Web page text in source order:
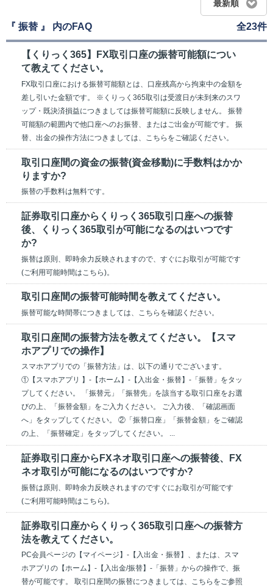
最新順
『 振替 』 内のFAQ 全23件
【くりっく365】FX取引口座の振替可能額につい
て教えてください。
FX取引口座における振替可能額とは、口座残高から拘束中の金額を
差し引いた金額です。 ※くりっく365取引は受渡日が未到来のスワ
ップ・既決済損益につきましては振替可能額に反映しません。 振替
可能額の範囲内で他口座へのお振替、またはご出金が可能です。 振
替、出金の操作方法につきましては、こちらをご確認ください。
取引口座間の資金の振替(資金移動)に手数料はかか
りますか?
振替の手数料は無料です。
証券取引口座からくりっく365取引口座への振替
後、くりっく365取引が可能になるのはいつです
か?
振替は原則、即時余力反映されますので、すぐにお取引が可能です
(ご利用可能時間はこちら)。
取引口座間の振替可能時間を教えてください。
振替可能な時間帯につきましては、こちらを確認ください。
取引口座間の振替方法を教えてください。【スマ
ホアプリでの操作】
スマホアプリでの「振替方法」は、以下の通りでございます。
①【スマホアプリ 】-【ホーム】-【入出金・振替】-「振替」をタッ
プしてください。 「振替元」「振替先」を該当する取引口座をお選
びの上、「振替金額」をご入力ください。 ご入力後、「確認画面
へ」をタップしてください。 ②「振替口座」「振替金額」をご確認
の上、「振替確定」をタップしてください。 ...
証券取引口座からFXネオ取引口座への振替後、FX
ネオ取引が可能になるのはいつですか?
振替は原則、即時余力反映されますのですぐにお取引が可能です
(ご利用可能時間はこちら)。
証券取引口座からくりっく365取引口座への振替方
法を教えてください。
PC会員ページの【マイページ】-【入出金・振替】、または、スマ
ホアプリの【ホーム】-【入出金/振替】-「振替」からの操作で、振
替が可能です。 取引口座間の振替につきましては、こちらをご参照